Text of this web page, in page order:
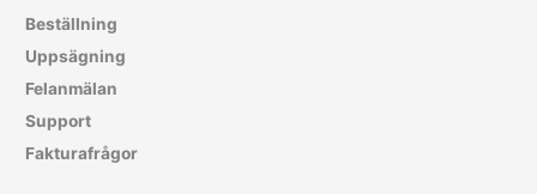
Beställning
Uppsägning
Felanmälan
Support
Fakturafrågor